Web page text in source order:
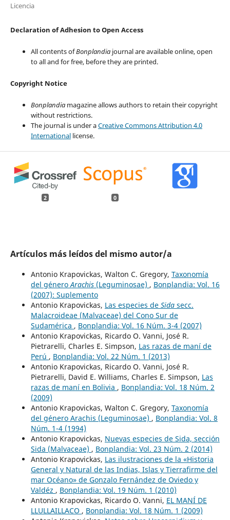
Licencia
Declaration of Adhesion to Open Access
All contents ofBonplandiajournal are available online, open
to all and for free, before they are printed.
Copyright Notice
Bonplandiamagazine allows authors to retain their copyright
without restrictions.
The journal is under aCreative Commons Attribution 4.0
Internationallicense.
2 0
Artículos más leídos del mismo autor/a
Antonio Krapovickas, Walton C. Gregory, Taxonomía
del género Arachis(Leguminosae) , Bonplandia: Vol. 16
(2007): Suplemento
Antonio Krapovickas, Las especies de Sidasecc.
Malacroideae (Malvaceae) del Cono Sur de
Sudamérica , Bonplandia: Vol. 16 Núm. 3-4 (2007)
Antonio Krapovickas, Ricardo O. Vanni, José R.
Pietrarelli, Charles E. Simpson, Las razas de maní de
Perú , Bonplandia: Vol. 22 Núm. 1 (2013)
Antonio Krapovickas, Ricardo O. Vanni, José R.
Pietrarelli, David E. Williams, Charles E. Simpson, Las
razas de maní en Bolivia , Bonplandia: Vol. 18 Núm. 2
(2009)
Antonio Krapovickas, Walton C. Gregory, Taxonomía
del género Arachis (Leguminosae) , Bonplandia: Vol. 8
Núm. 1-4 (1994)
Antonio Krapovickas, Nuevas especies de Sida, sección
Sida (Malvaceae) , Bonplandia: Vol. 23 Núm. 2 (2014)
Antonio Krapovickas, Las ilustraciones de la «Historia
General y Natural de las Indias, Islas y Tierrafirme del
mar Océano» de Gonzalo Fernández de Oviedo y
Valdéz , Bonplandia: Vol. 19 Núm. 1 (2010)
Antonio Krapovickas, Ricardo O. Vanni, EL MANÍ DE
LLULLAILLACO , Bonplandia: Vol. 18 Núm. 1 (2009)